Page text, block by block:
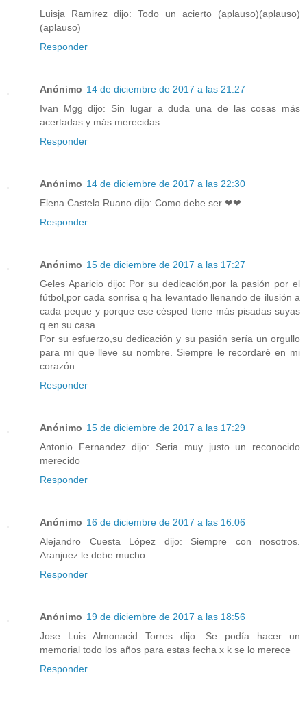
Luisja Ramirez dijo: Todo un acierto (aplauso)(aplauso)
(aplauso)
Responder
Anónimo 14 de diciembre de 2017 a las 21:27
Ivan Mgg dijo: Sin lugar a duda una de las cosas más
acertadas y más merecidas....
Responder
Anónimo 14 de diciembre de 2017 a las 22:30
Elena Castela Ruano dijo: Como debe ser ❤❤
Responder
Anónimo 15 de diciembre de 2017 a las 17:27
Geles Aparicio dijo: Por su dedicación,por la pasión por el
fútbol,por cada sonrisa q ha levantado llenando de ilusión a
cada peque y porque ese césped tiene más pisadas suyas
q en su casa.
Por su esfuerzo,su dedicación y su pasión sería un orgullo
para mi que lleve su nombre. Siempre le recordaré en mi
corazón.
Responder
Anónimo 15 de diciembre de 2017 a las 17:29
Antonio Fernandez dijo: Seria muy justo un reconocido
merecido
Responder
Anónimo 16 de diciembre de 2017 a las 16:06
Alejandro Cuesta López dijo: Siempre con nosotros.
Aranjuez le debe mucho
Responder
Anónimo 19 de diciembre de 2017 a las 18:56
Jose Luis Almonacid Torres dijo: Se podía hacer un
memorial todo los años para estas fecha x k se lo merece
Responder